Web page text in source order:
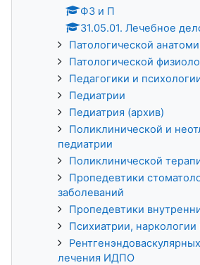
ФЗ и П
31.05.01. Лечебное
Патологической
Патологической
Педагогики и
Педиатрии
Педиатрия (архив)
Поликлинической и
педиатрии
Поликлинической
Пропедевтики
заболеваний
Пропедевтики
Психиатрии, наркологии
лечения ИДПО